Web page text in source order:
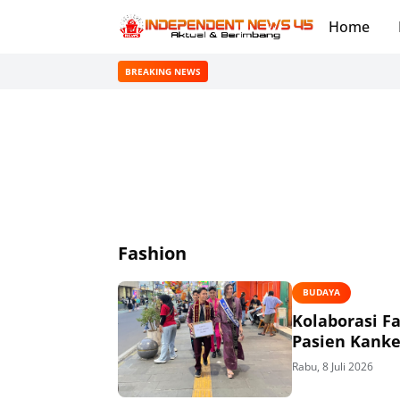
Home
BREAKING NEWS
Fashion
BUDAYA
Kolaborasi
Pasien
Rabu, 8 Juli 2026